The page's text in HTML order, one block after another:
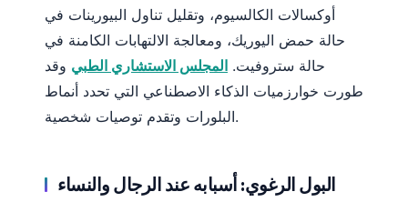
أوكسالات الكالسيوم، وتقليل تناول البيورينات في
حالة حمض اليوريك، ومعالجة الالتهابات الكامنة في
حالة ستروفيت. المجلس الاستشاري الطبي وقد
طورت خوارزميات الذكاء الاصطناعي التي تحدد أنماط
البلورات وتقدم توصيات شخصية.
البول الرغوي: أسبابه عند الرجال والنساء
Suomi
كوردی‎
پښتو
سنڌي
සිංහල